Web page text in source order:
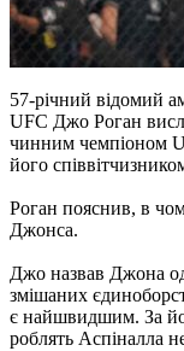
57-річний відомий
UFC Джо Роган
чинним чемпіоном
його
Роган пояснив, в
Джонса.
Джо назвав Джона
змішаних
є найшвидшим. За
роблять Аспіналла